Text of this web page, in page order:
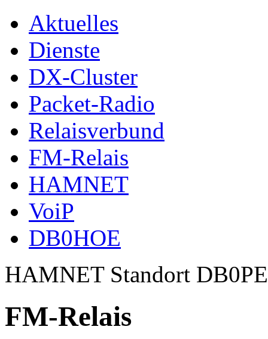
Aktuelles
Dienste
DX-Cluster
Packet-Radio
Relaisverbund
FM-Relais
HAMNET
VoiP
DB0HOE
HAMNET Standort
FM-Relais